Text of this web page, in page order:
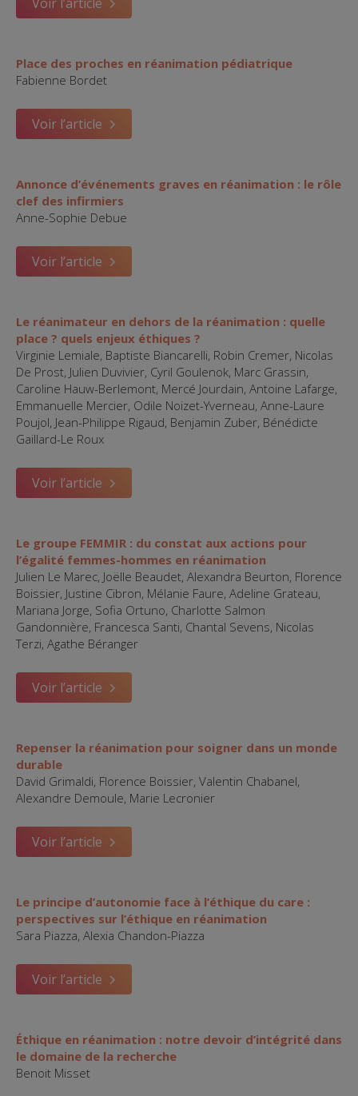
Place des proches en réanimation pédiatrique
Fabienne Bordet
Voir l’article
Annonce d’événements graves en réanimation : le rôle
clef des infirmiers
Anne-Sophie Debue
Voir l’article
Le réanimateur en dehors de la réanimation : quelle
place ? quels enjeux éthiques ?
Virginie Lemiale, Baptiste Biancarelli, Robin Cremer, Nicolas
De Prost, Julien Duvivier, Cyril Goulenok, Marc Grassin,
Caroline Hauw-Berlemont, Mercé Jourdain, Antoine Lafarge,
Emmanuelle Mercier, Odile Noizet-Yverneau, Anne-Laure
Poujol, Jean-Philippe Rigaud, Benjamin Zuber, Bénédicte
Gaillard-Le Roux
Voir l’article
Le groupe FEMMIR : du constat aux actions pour
l’égalité femmes-hommes en réanimation
Julien Le Marec, Joëlle Beaudet, Alexandra Beurton, Florence
Boissier, Justine Cibron, Mélanie Faure, Adeline Grateau,
Mariana Jorge, Sofia Ortuno, Charlotte Salmon
Gandonnière, Francesca Santi, Chantal Sevens, Nicolas
Terzi, Agathe Béranger
Voir l’article
Repenser la réanimation pour soigner dans un monde
durable
David Grimaldi, Florence Boissier, Valentin Chabanel,
Alexandre Demoule, Marie Lecronier
Voir l’article
Le principe d’autonomie face à l’éthique du care :
perspectives sur l’éthique en réanimation
Sara Piazza, Alexia Chandon-Piazza
Voir l’article
Éthique en réanimation : notre devoir d’intégrité dans
le domaine de la recherche
Benoit Misset